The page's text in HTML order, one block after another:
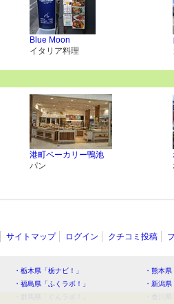
Blue Moon
イタリア料理
港町ベーカリー鴨池
パン
サイトマップ ログイン クチコミ投稿
・栃木県「栃ナビ！」 ・熊本県
・福島県「ふくラボ！」
・新潟県